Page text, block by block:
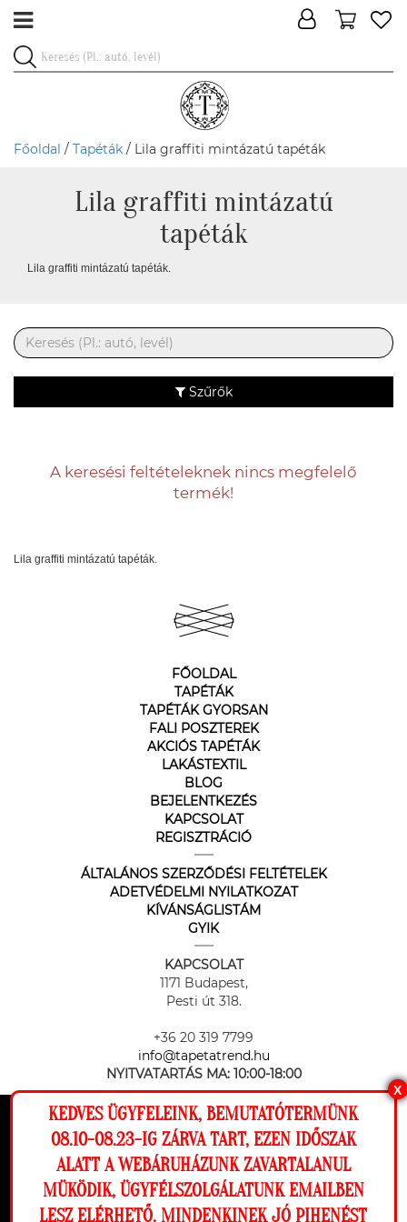
Ez a weboldal cookie-kat használ, hogy a
lehető legjobb élményt nyújtsa honlapunkon.
Beállítások
Főoldal / Tapéták / Lila graffiti mintázatú tapéták
Lila graffiti mintázatú
tapéták
Lila graffiti mintázatú tapéták.
Szűrők
A keresési feltételeknek nincs megfelelő
termék!
Lila graffiti mintázatú tapéták.
FŐOLDAL
TAPÉTÁK
TAPÉTÁK GYORSAN
FALI POSZTEREK
AKCIÓS TAPÉTÁK
LAKÁSTEXTIL
BLOG
BEJELENTKEZÉS
KAPCSOLAT
REGISZTRÁCIÓ
ÁLTALÁNOS SZERZŐDÉSI FELTÉTELEK
ADETVÉDELMI NYILATKOZAT
KÍVÁNSÁGLISTÁM
GYIK
KAPCSOLAT
1171 Budapest,
Pesti út 318.
+36 20 319 7799
info@tapetatrend.hu
NYITVATARTÁS MA: 10:00-18:00
Az online fizetést a Barion Payment Zrt. biztosítja, MNB engedély
száma: H-EN-I-1064/2013
X
KEDVES ÜGYFELEINK, BEMUTATÓTERMÜNK
08.10-08.23-IG ZÁRVA TART, EZEN IDŐSZAK
ALATT A WEBÁRUHÁZUNK ZAVARTALANUL
MÜKÖDIK, ÜGYFÉLSZOLGÁLATUNK EMAILBEN
LESZ ELÉRHETŐ. MINDENKINEK JÓ PIHENÉST